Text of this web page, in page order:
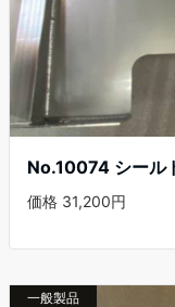
No.10074 シール
価格 31,200円
一般製品